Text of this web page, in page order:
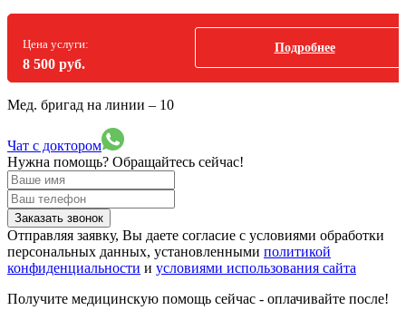
Цена услуги:
8 500 руб.
Подробнее
Мед. бригад на линии – 10
Чат с доктором
Нужна помощь? Обращайтесь сейчас!
Заказать звонок
Отправляя заявку, Вы даете согласие с условиями обработки
персональных данных, установленными политикой
конфиденциальности и условиями использования сайта
Получите медицинскую помощь сейчас - оплачивайте после!